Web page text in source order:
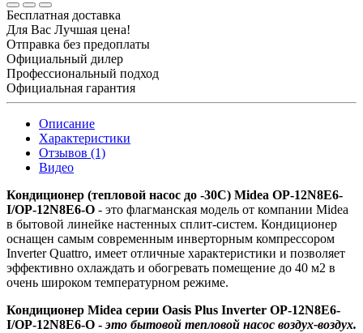
Бесплатная доставка
Для Вас Лучшая цена!
Отправка без предоплаты
Официальный дилер
Профессиональный подход
Официальная гарантия
Описание
Характеристики
Отзывов (1)
Видео
Кондиционер (тепловой насос до -30С) Midea OP-12N8E6-
I/OP-12N8E6-O - это флагманская модель от компании Midea
в бытовой линейке настенных сплит-систем. Кондиционер
оснащен самым современным инверторным компрессором
Inverter Quattro, имеет отличные характеристики и позволяет
эффективно охлаждать и обогревать помещение до 40 м2 в
очень широком температурном режиме.
Кондиционер Midea серии Oasis Plus Inverter OP-12N8E6-
I/OP-12N8E6-O -это бытовой тепловой насос воздух-воздух.